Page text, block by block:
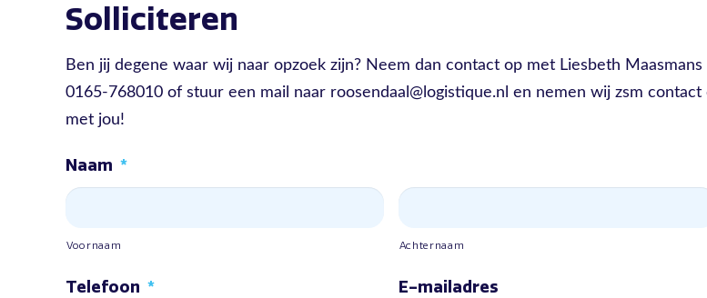
Solliciteren
Ben jij degene waar wij naar opzoek zijn? Neem dan contact op met Liesbeth Maasmans
0165-768010 of stuur een mail naar roosendaal@logistique.nl en nemen wij zsm contact
met jou!
Naam *
Voornaam Achternaam
Telefoon * E-mailadres